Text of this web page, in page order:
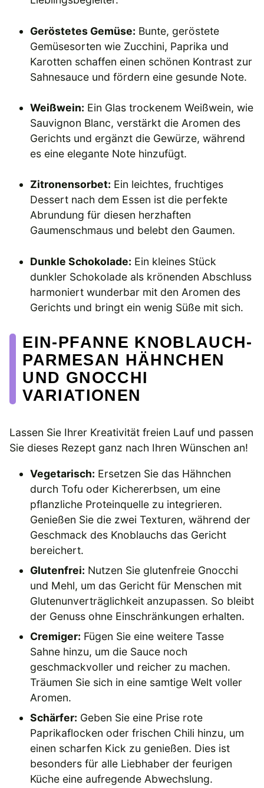
Geröstetes Gemüse: Bunte, geröstete
Gemüsesorten wie Zucchini, Paprika und
Karotten schaffen einen schönen Kontrast zur
Sahnesauce und fördern eine gesunde Note.
Weißwein: Ein Glas trockenem Weißwein, wie
Sauvignon Blanc, verstärkt die Aromen des
Gerichts und ergänzt die Gewürze, während
es eine elegante Note hinzufügt.
Zitronensorbet: Ein leichtes, fruchtiges
Dessert nach dem Essen ist die perfekte
Abrundung für diesen herzhaften
Gaumenschmaus und belebt den Gaumen.
Dunkle Schokolade: Ein kleines Stück
dunkler Schokolade als krönenden Abschluss
harmoniert wunderbar mit den Aromen des
Gerichts und bringt ein wenig Süße mit sich.
EIN-PFANNE KNOBLAUCH-
PARMESAN HÄHNCHEN
UND GNOCCHI
VARIATIONEN
Lassen Sie Ihrer Kreativität freien Lauf und passen
Sie dieses Rezept ganz nach Ihren Wünschen an!
Vegetarisch: Ersetzen Sie das Hähnchen
durch Tofu oder Kichererbsen, um eine
pflanzliche Proteinquelle zu integrieren.
Genießen Sie die zwei Texturen, während der
Geschmack des Knoblauchs das Gericht
bereichert.
Glutenfrei: Nutzen Sie glutenfreie Gnocchi
und Mehl, um das Gericht für Menschen mit
Glutenunverträglichkeit anzupassen. So bleibt
der Genuss ohne Einschränkungen erhalten.
Cremiger: Fügen Sie eine weitere Tasse
Sahne hinzu, um die Sauce noch
geschmackvoller und reicher zu machen.
Träumen Sie sich in eine samtige Welt voller
Aromen.
Schärfer: Geben Sie eine Prise rote
Paprikaflocken oder frischen Chili hinzu, um
einen scharfen Kick zu genießen. Dies ist
besonders für alle Liebhaber der feurigen
Küche eine aufregende Abwechslung.